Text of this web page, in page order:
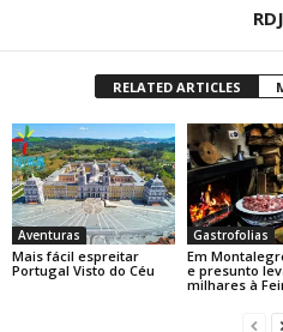
RDJ
RELATED ARTICLES
Aventuras
Mais fácil espreitar
Portugal Visto do Céu
Gastrofolias
Em
e presunto
milhares à